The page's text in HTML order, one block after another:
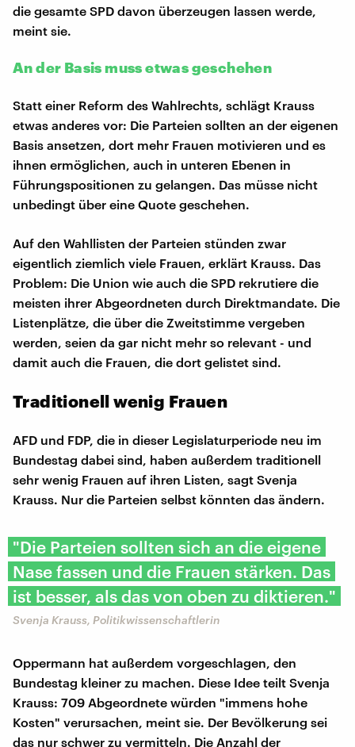
die gesamte SPD davon überzeugen lassen werde,
meint sie.
An der Basis muss etwas geschehen
Statt einer Reform des Wahlrechts, schlägt Krauss
etwas anderes vor: Die Parteien sollten an der eigenen
Basis ansetzen, dort mehr Frauen motivieren und es
ihnen ermöglichen, auch in unteren Ebenen in
Führungspositionen zu gelangen. Das müsse nicht
unbedingt über eine Quote geschehen.
Auf den Wahllisten der Parteien stünden zwar
eigentlich ziemlich viele Frauen, erklärt Krauss. Das
Problem: Die Union wie auch die SPD rekrutiere die
meisten ihrer Abgeordneten durch Direktmandate. Die
Listenplätze, die über die Zweitstimme vergeben
werden, seien da gar nicht mehr so relevant - und
damit auch die Frauen, die dort gelistet sind.
Traditionell wenig Frauen
AFD und FDP, die in dieser Legislaturperiode neu im
Bundestag dabei sind, haben außerdem traditionell
sehr wenig Frauen auf ihren Listen, sagt Svenja
Krauss. Nur die Parteien selbst könnten das ändern.
"Die Parteien sollten sich an die eigene
Nase fassen und die Frauen stärken. Das
ist besser, als das von oben zu diktieren."
Svenja Krauss, Politikwissenschaftlerin
Oppermann hat außerdem vorgeschlagen, den
Bundestag kleiner zu machen. Diese Idee teilt Svenja
Krauss: 709 Abgeordnete würden "immens hohe
Kosten" verursachen, meint sie. Der Bevölkerung sei
das nur schwer zu vermitteln. Die Anzahl der